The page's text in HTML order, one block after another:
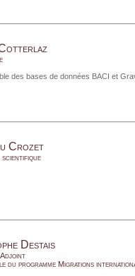
des bases de données BACI et
Crozet
Destais
du programme Migrations